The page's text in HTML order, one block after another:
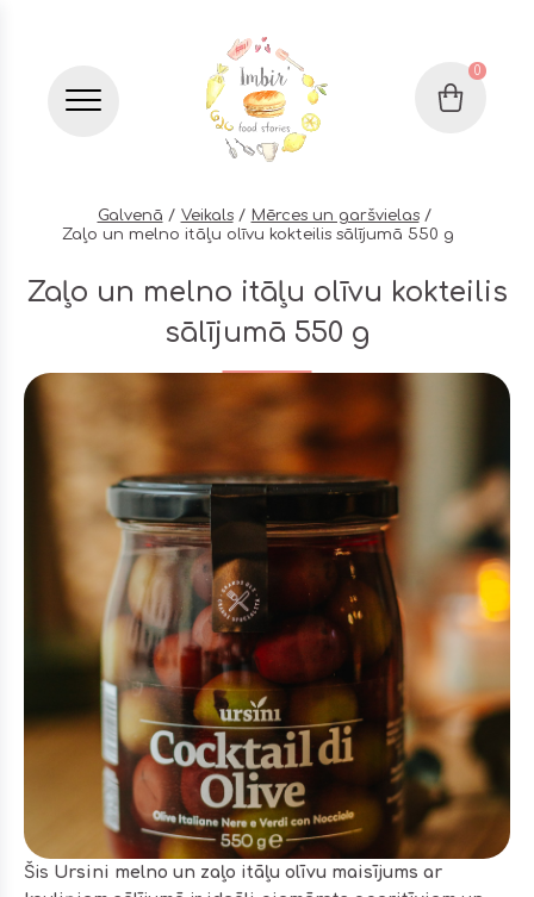
Бургер меню Grozs
0
Galvenā Veikals
Mērces un garšvielas
Zaļo un melno itāļu olīvu kokteilis sālījumā 550 g
Zaļo un melno itāļu olīvu kokteilis
sālījumā 550 g
Šis Ursini melno un zaļo itāļu olīvu maisījums ar